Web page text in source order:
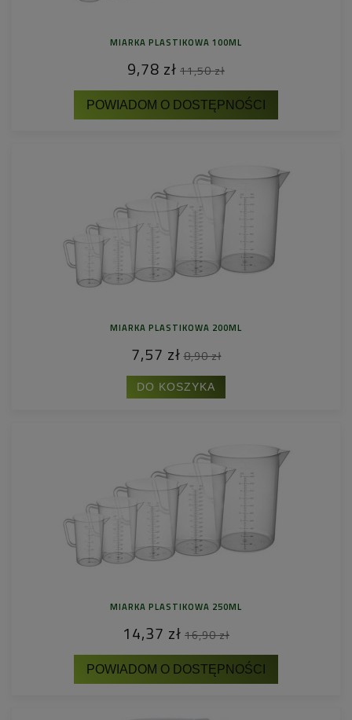
MIARKA PLASTIKOWA 100ML
9,78 zł 11,50 zł
POWIADOM O DOSTĘPNOŚCI
MIARKA PLASTIKOWA 200ML
7,57 zł 8,90 zł
DO KOSZYKA
MIARKA PLASTIKOWA 250ML
14,37 zł 16,90 zł
POWIADOM O DOSTĘPNOŚCI